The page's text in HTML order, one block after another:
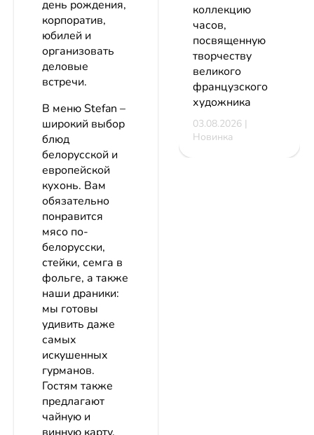
день рождения,
корпоратив,
юбилей и
организовать
деловые
встречи.
В меню Stefan –
широкий выбор
блюд
белорусской и
европейской
кухонь. Вам
обязательно
понравится
мясо по-
белорусски,
стейки, семга в
фольге, а также
наши драники:
мы готовы
удивить даже
самых
искушенных
гурманов.
Гостям также
предлагают
чайную и
коллекцию
часов,
посвященную
творчеству
великого
французского
художника
03.08.2026 |
Новинка